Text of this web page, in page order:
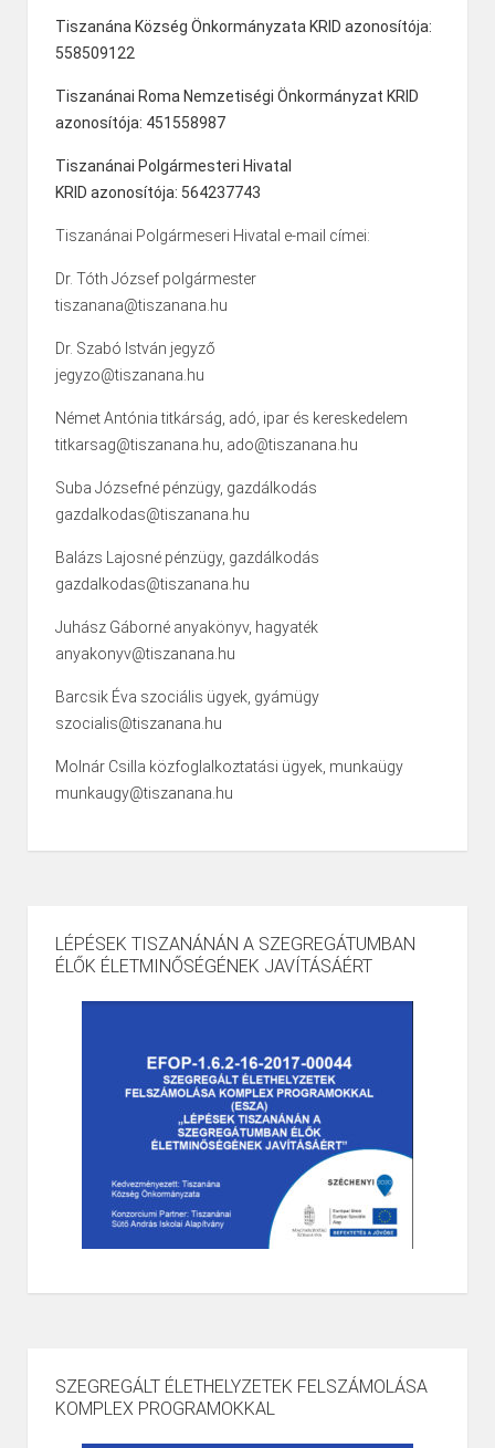
Tiszanána Község Önkormányzata KRID azonosítója:
558509122
Tiszanánai Roma Nemzetiségi Önkormányzat KRID
azonosítója: 451558987
Tiszanánai Polgármesteri Hivatal
KRID azonosítója: 564237743
Tiszanánai Polgármeseri Hivatal e-mail címei:
Dr. Tóth József polgármester
tiszanana@tiszanana.hu
Dr. Szabó István jegyző
jegyzo@tiszanana.hu
Német Antónia titkárság, adó, ipar és kereskedelem
titkarsag@tiszanana.hu, ado@tiszanana.hu
Suba Józsefné pénzügy, gazdálkodás
gazdalkodas@tiszanana.hu
Balázs Lajosné pénzügy, gazdálkodás
gazdalkodas@tiszanana.hu
Juhász Gáborné anyakönyv, hagyaték
anyakonyv@tiszanana.hu
Barcsik Éva szociális ügyek, gyámügy
szocialis@tiszanana.hu
Molnár Csilla közfoglalkoztatási ügyek, munkaügy
munkaugy@tiszanana.hu
LÉPÉSEK TISZANÁNÁN A SZEGREGÁTUMBAN
ÉLŐK ÉLETMINŐSÉGÉNEK JAVÍTÁSÁÉRT
SZEGREGÁLT ÉLETHELYZETEK FELSZÁMOLÁSA
KOMPLEX PROGRAMOKKAL